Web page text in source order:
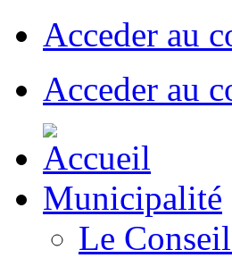
Acceder au
Acceder au
Municipalité
Le